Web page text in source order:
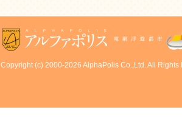
Copyright (c) 2000-2026 AlphaPolis Co.,Ltd. All Rights